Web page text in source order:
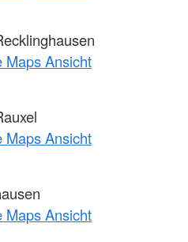
Maps Ansicht
Maps Ansicht
Maps Ansicht